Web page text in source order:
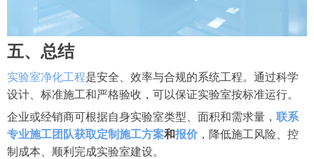
五、总结
实验室净化工程是安全、效率与合规的系统工程。通过科学
设计、标准施工和严格验收，可以保证实验室按标准运行。
企业或经销商可根据自身实验室类型、面积和需求量， 联系
专业施工团队获取定制施工方案和报价 ，降低施工风险、控
制成本、顺利完成实验室建设。